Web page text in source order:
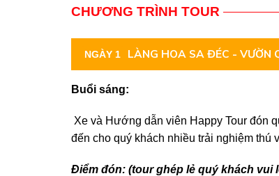
CHƯƠNG TRÌNH TOUR
NGÀY 1 LÀNG HOA SA ĐÉC - VƯỜN
Buổi sáng:
Xe và Hướng dẫn viên Happy Tour đón
đến cho quý khách nhiều trải nghiệm thú
Điểm đón: (tour ghép lẻ quý khách vui